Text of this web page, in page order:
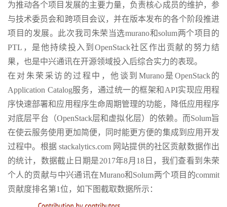
为推动各个项目发展的主要力量，负责核心成员的维护，参
与技术委员会和跨项目会议，并在版本发布的各个阶段推进
项目的发展。此次我司朱荣当选murano和solum两个项目的
PTL，是他持续投入到OpenStack社区作出贡献的努力结
果，也是中兴通讯在开源领域投入后综合实力的表现。
在对朱荣采访的过程中，他谈到Murano是OpenStack的
Application Catalog服务，通过统一的框架和API实现应用程
序快速部署和应用程序生命周期管理的功能，降低应用程序
对底层平台（OpenStack层和虚拟化层）的依赖。而Solum旨
在使云服务使用更加简便，同时能更方便的集成到应用开发
过程中。根据 stackalytics.com 网站提供的社区贡献数据作出
的统计，数据截止日期是2017年8月18日，我们查看到朱荣
个人的贡献与中兴通讯在Murano和Solum两个项目的commit
贡献度排名第1位，如下图截取数据所示：